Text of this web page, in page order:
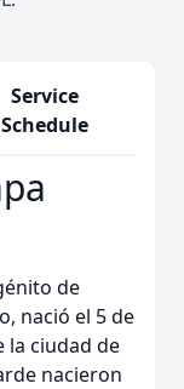
Service
Schedule
de
nació el 5 de
la ciudad de
nacieron